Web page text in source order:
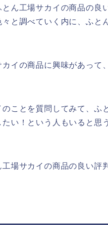
ん工場サカイの商品の良
と調べていく内に、ふと
イの商品に興味があって
ことを質問してみて、ふ
い！という人もいると思
場サカイの商品の良い評